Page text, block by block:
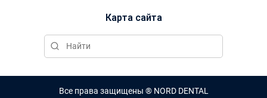
Карта сайта
Все права защищены ® NORD DENTAL